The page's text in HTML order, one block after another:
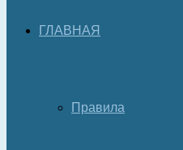
ГЛАВНАЯ
Правила